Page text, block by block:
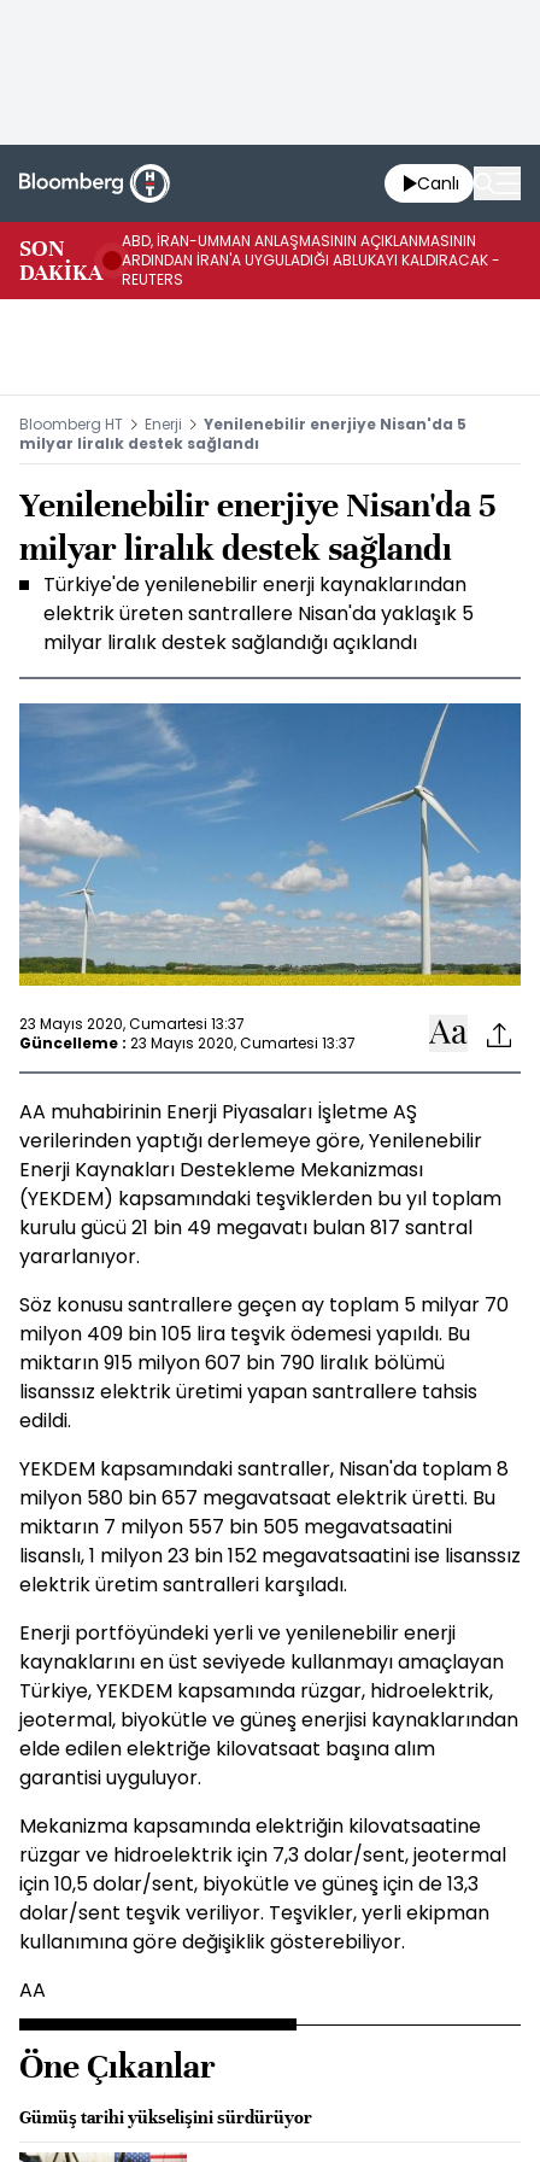
Canlı
SON
DAKİKA
ABD, İRAN-UMMAN ANLAŞMASININ AÇIKLANMASININ
ARDINDAN İRAN'A UYGULADIĞI ABLUKAYI KALDIRACAK -
REUTERS
Bloomberg HT Enerji
Yenilenebilir enerjiye Nisan'da 5
milyar liralık destek sağlandı
Yenilenebilir enerjiye Nisan'da 5
milyar liralık destek sağlandı
Türkiye'de yenilenebilir enerji kaynaklarından
elektrik üreten santrallere Nisan'da yaklaşık 5
milyar liralık destek sağlandığı açıklandı
23 Mayıs 2020, Cumartesi 13:37
Güncelleme : 23 Mayıs 2020, Cumartesi 13:37
AA muhabirinin Enerji Piyasaları İşletme AŞ
verilerinden yaptığı derlemeye göre, Yenilenebilir
Enerji Kaynakları Destekleme Mekanizması
(YEKDEM) kapsamındaki teşviklerden bu yıl toplam
kurulu gücü 21 bin 49 megavatı bulan 817 santral
yararlanıyor.
Söz konusu santrallere geçen ay toplam 5 milyar 70
milyon 409 bin 105 lira teşvik ödemesi yapıldı. Bu
miktarın 915 milyon 607 bin 790 liralık bölümü
lisanssız elektrik üretimi yapan santrallere tahsis
edildi.
YEKDEM kapsamındaki santraller, Nisan'da toplam 8
milyon 580 bin 657 megavatsaat elektrik üretti. Bu
miktarın 7 milyon 557 bin 505 megavatsaatini
lisanslı, 1 milyon 23 bin 152 megavatsaatini ise lisanssız
elektrik üretim santralleri karşıladı.
Enerji portföyündeki yerli ve yenilenebilir enerji
kaynaklarını en üst seviyede kullanmayı amaçlayan
Türkiye, YEKDEM kapsamında rüzgar, hidroelektrik,
jeotermal, biyokütle ve güneş enerjisi kaynaklarından
elde edilen elektriğe kilovatsaat başına alım
garantisi uyguluyor.
Mekanizma kapsamında elektriğin kilovatsaatine
rüzgar ve hidroelektrik için 7,3 dolar/sent, jeotermal
için 10,5 dolar/sent, biyokütle ve güneş için de 13,3
dolar/sent teşvik veriliyor. Teşvikler, yerli ekipman
kullanımına göre değişiklik gösterebiliyor.
AA
Öne Çıkanlar
Gümüş tarihi yükselişini sürdürüyor